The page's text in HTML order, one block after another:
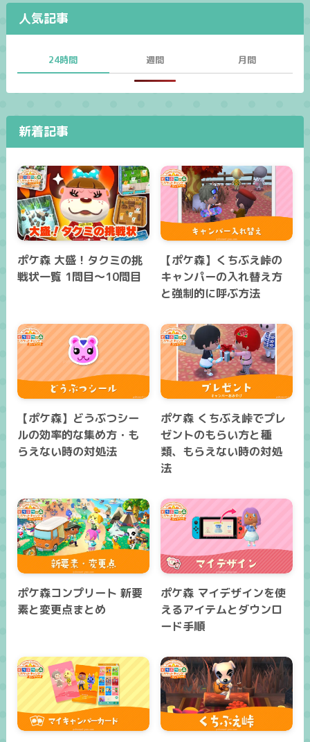
人気記事
24時間 週間 月間
新着記事
ポケ森 大盛！タクミの挑
戦状一覧 1問目～10問目
【ポケ森】くちぶえ峠の
キャンパーの入れ替え方
と強制的に呼ぶ方法
【ポケ森】どうぶつシー
ルの効率的な集め方・も
らえない時の対処法
ポケ森 くちぶえ峠でプレ
ゼントのもらい方と種
類、もらえない時の対処
法
ポケ森コンプリート 新要
素と変更点まとめ
ポケ森 マイデザインを使
えるアイテムとダウンロ
ード手順